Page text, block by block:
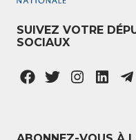
SUIVEZ VOTRE
SOCIAUX